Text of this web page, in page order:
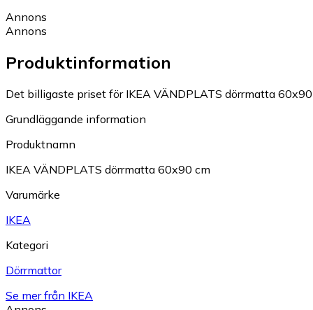
Annons
Annons
Produktinformation
Det billigaste priset för IKEA VÄNDPLATS dörrmatta
Grundläggande information
Produktnamn
IKEA VÄNDPLATS dörrmatta 60x90 cm
Varumärke
IKEA
Kategori
Dörrmattor
Se mer från IKEA